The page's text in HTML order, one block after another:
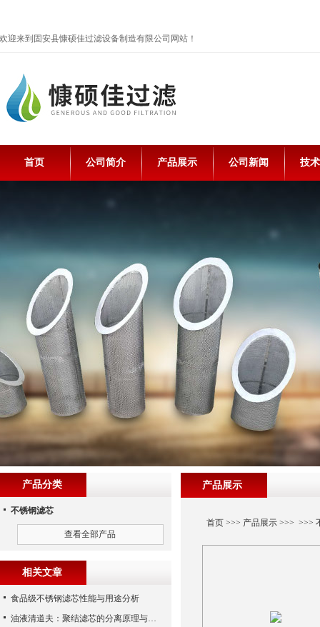
欢迎来到固安县慷硕佳过滤设备制造有限公司网站！
首页 公司简介 产品展示 公司新闻 技
产品展示
首页>>> 产品展示>>> >>>
产品分类
不锈钢滤芯
查看全部产品
相关文章
食品级不锈钢滤芯性能与用途分析
油液清道夫：聚结滤芯的分离原理与核心作用解析